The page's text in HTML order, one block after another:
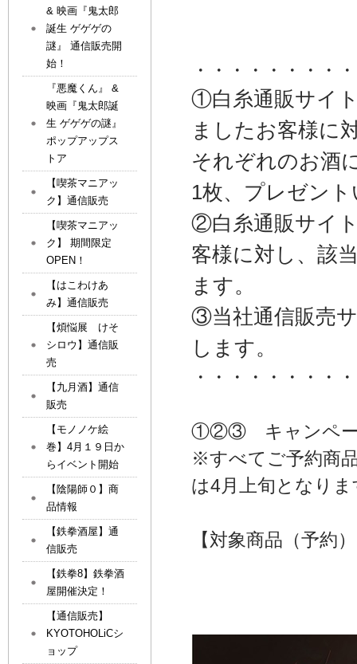
・・・・・・・・
①白糸通販サイ
ましたお客様に
それぞれのお酒
1枚、プレゼン
②白糸通販サイ
客様に対し、該
ます。
③当社通信販売
します。
・・・・・・・・
①②③ キャンペー
※すべてご予約商
は4月上旬となりま
【対象商品（予約
& 映画『鬼太郎
誕生 ゲゲゲの
謎』 通信販売開
始！
『悪魔くん』 &
映画『鬼太郎誕
生 ゲゲゲの謎』
ポップアップス
トア
【喫茶マニアッ
ク】通信販売
【喫茶マニアッ
ク】 期間限定
OPEN！
【はこわけあ
み】通信販売
【煩悩展 けそ
シロウ】通信販
売
【九月酒】通信
販売
【モノノケ絵
巻】4月１９日か
らイベント開始
【陰陽師０】商
品情報
【鉄拳酒屋】通
信販売
【鉄拳8】鉄拳酒
屋開催決定！
【通信販売】
KYOTOHOLiCシ
ョップ